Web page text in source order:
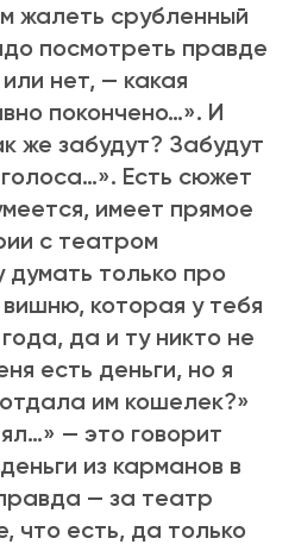
жалеть срубленный
посмотреть правде
нет, — какая
покончено…». И
же забудут? Забудут
Есть сюжет
имеет прямое
с театром
думать только про
которая у тебя
да и ту никто не
есть деньги, но я
им кошелек?»
— это говорит
из карманов в
— за театр
что есть, да только